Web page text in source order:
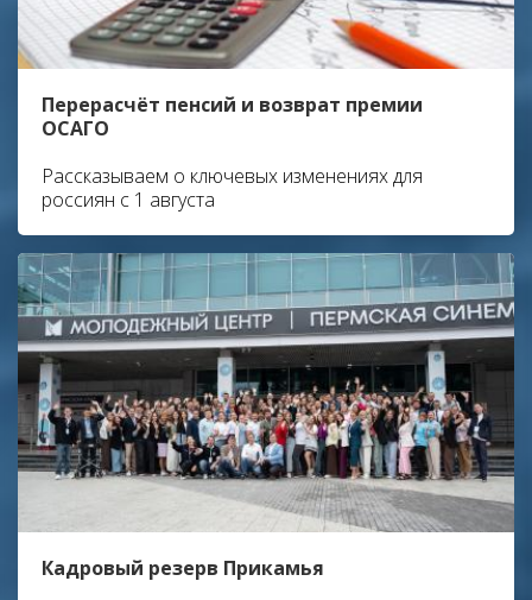
Перерасчёт пенсий и возврат премии
ОСАГО
Рассказываем о ключевых изменениях для
россиян с 1 августа
Кадровый резерв Прикамья